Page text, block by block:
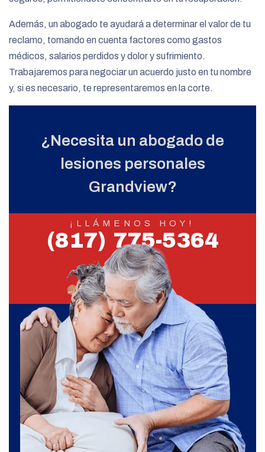
Además, un abogado te ayudará a determinar el valor de tu
reclamo, tomando en cuenta factores como gastos
médicos, salarios perdidos y dolor y sufrimiento.
Trabajaremos para negociar un acuerdo justo en tu nombre
y, si es necesario, te representaremos en la corte.
¿Necesita un abogado de
lesiones personales
Grandview?
¡LLÁMENOS HOY!
(817) 775-5364